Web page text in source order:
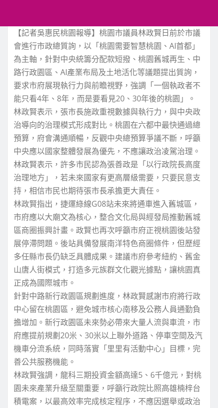
【記者吳惠民桃園報導】桃園市議員林政賢日前於市議
會進行市政總質詢，以「桃園需要智慧桃園、AI首都」
為主軸，針對中央統籌分配款短撥、桃園舊城再生、中
路行政園區、AI產業布局及土地活化等議題提出質詢，
要求市府展現執行力與前瞻視野，強調「一個執政者不
能只看4年、8年，而是要看見20、30年後的桃園」。
林政賢表示，張市長施政重視數據與執行力，與中央政
治導向的治理模式形成對比。桃園在六都中最快通過總
預算，府會溝通順暢，反觀中央總預算爭議不斷，呼籲
中央應以國家整體發展為優先，不應讓政治凌駕治理。
林政賢表示，許多市民認為張善政是「以行政院長高度
治理地方」，若未來國家有更高層級需要，只要民意支
持，相信市民也期待張市長承擔更大責任。
林政賢指出，捷運綠線G08站未來將通車進入舊城區，
市府應以大廟文為核心，整合文化局與經發局推動舊城
區商圈振興計畫。政賢也再次呼籲市府正視桃園後站發
展停滯問題。後站具備發展南洋特色商圈條件，但歷經
多任縣市長仍缺乏具體成果。建議市府參考紐約、舊金
山唐人街模式，打造多元族群文化觀光據點，讓桃園真
正成為國際城市。
針對中路新行政園區規劃進度，林政賢感謝市府將行政
中心留在桃園區，避免城市核心南移及公務人員通勤負
擔增加。新行政園區未來勢必帶來大量人流與車流，市
府應提前規劃20米、30米以上聯外道路、停車空間及汽
機車分流系統，同時落實「里里有活動中心」目標，完
善公共服務機能。
林政賢強調，龍科三期投資金額高達5、6千億元，對桃
園未來產業升級至關重要，呼籲行政院比照高雄楠梓台
積電案，以最高效率完成核定程序，不應因選舉或政治